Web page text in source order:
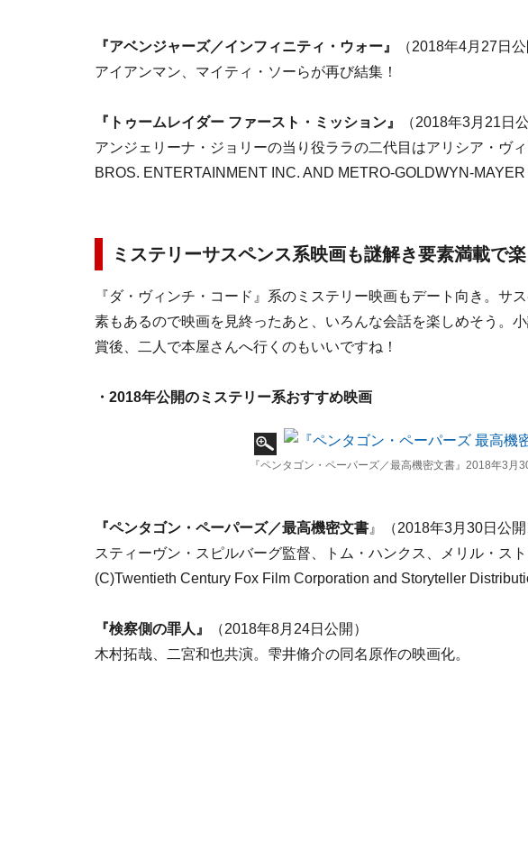
『アベンジャーズ／インフィニティ・ウォー』
（2018年4月27日公
アイアンマン、マイティ・ソーらが再び結集！
『トゥームレイダー ファースト・ミッション』
（2018年3月21日
アンジェリーナ・ジョリーの当り役ララの二代目はアリシア・ヴ
BROS. ENTERTAINMENT INC. AND METRO-GOLDWYN-
ミステリーサスペンス系映画も謎解き要素満載で
『ダ・ヴィンチ・コード』系のミステリー映画もデート向き。サ
素もあるので映画を見終ったあと、いろんな会話を楽しめそう。
賞後、二人で本屋さんへ行くのもいいですね！
・2018年公開のミステリー系おすすめ映画
『ペンタゴン・ペーパーズ／最高機密文書』2018年3月
『ペンタゴン・ペーパーズ／最高機密文書 』（2018年3月30日公開
スティーヴン・スピルバーグ監督、トム・ハンクス、メリル・ス
(C)Twentieth Century Fox Film Corporation and Storyteller
『検察側の罪人』
（2018年8月24日公開）
木村拓哉、二宮和也共演。雫井脩介の同名原作の映画化。